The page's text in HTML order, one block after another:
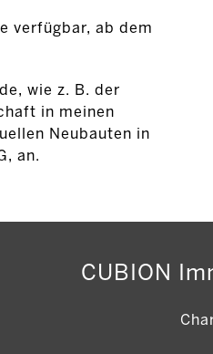
verfügbar, ab dem
wie z. B. der
in meinen
Neubauten in
an.
CUBION